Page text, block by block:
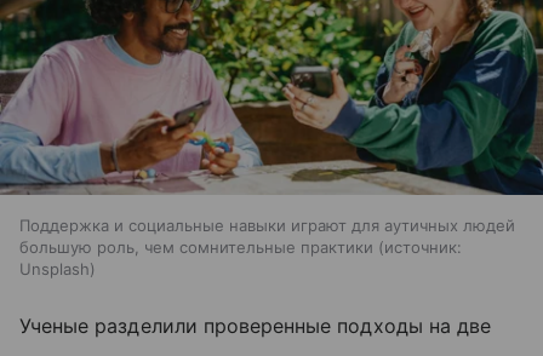
Поддержка и социальные навыки играют для аутичных людей
большую роль, чем сомнительные практики
источник:
Unsplash
Ученые разделили проверенные подходы на две